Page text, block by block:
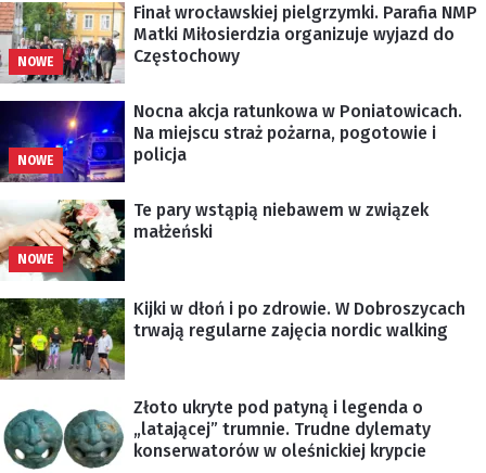
NOWE
Finał wrocławskiej pielgrzymki. Parafia NMP
Matki Miłosierdzia organizuje wyjazd do
Częstochowy
NOWE
Nocna akcja ratunkowa w Poniatowicach.
Na miejscu straż pożarna, pogotowie i
policja
NOWE
Te pary wstąpią niebawem w związek
małżeński
Kijki w dłoń i po zdrowie. W Dobroszycach
trwają regularne zajęcia nordic walking
Złoto ukryte pod patyną i legenda o
„latającej” trumnie. Trudne dylematy
konserwatorów w oleśnickiej krypcie